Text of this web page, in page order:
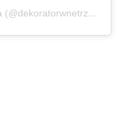
Post udostępniony przez Kamil Trela (@dekoratorwnetrzumyslu)